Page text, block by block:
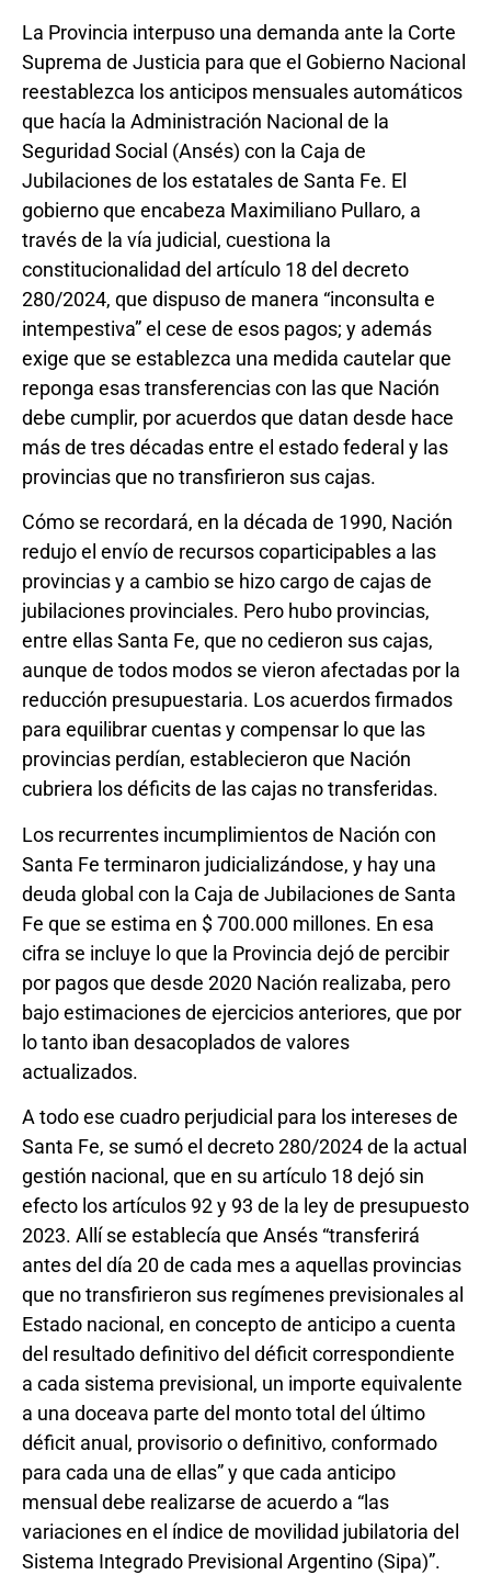
La Provincia interpuso una demanda ante la Corte
Suprema de Justicia para que el Gobierno Nacional
reestablezca los anticipos mensuales automáticos
que hacía la Administración Nacional de la
Seguridad Social (Ansés) con la Caja de
Jubilaciones de los estatales de Santa Fe. El
gobierno que encabeza Maximiliano Pullaro, a
través de la vía judicial, cuestiona la
constitucionalidad del artículo 18 del decreto
280/2024, que dispuso de manera “inconsulta e
intempestiva” el cese de esos pagos; y además
exige que se establezca una medida cautelar que
reponga esas transferencias con las que Nación
debe cumplir, por acuerdos que datan desde hace
más de tres décadas entre el estado federal y las
provincias que no transfirieron sus cajas.
Cómo se recordará, en la década de 1990, Nación
redujo el envío de recursos coparticipables a las
provincias y a cambio se hizo cargo de cajas de
jubilaciones provinciales. Pero hubo provincias,
entre ellas Santa Fe, que no cedieron sus cajas,
aunque de todos modos se vieron afectadas por la
reducción presupuestaria. Los acuerdos firmados
para equilibrar cuentas y compensar lo que las
provincias perdían, establecieron que Nación
cubriera los déficits de las cajas no transferidas.
Los recurrentes incumplimientos de Nación con
Santa Fe terminaron judicializándose, y hay una
deuda global con la Caja de Jubilaciones de Santa
Fe que se estima en $ 700.000 millones. En esa
cifra se incluye lo que la Provincia dejó de percibir
por pagos que desde 2020 Nación realizaba, pero
bajo estimaciones de ejercicios anteriores, que por
lo tanto iban desacoplados de valores
actualizados.
A todo ese cuadro perjudicial para los intereses de
Santa Fe, se sumó el decreto 280/2024 de la actual
gestión nacional, que en su artículo 18 dejó sin
efecto los artículos 92 y 93 de la ley de presupuesto
2023. Allí se establecía que Ansés “transferirá
antes del día 20 de cada mes a aquellas provincias
que no transfirieron sus regímenes previsionales al
Estado nacional, en concepto de anticipo a cuenta
del resultado definitivo del déficit correspondiente
a cada sistema previsional, un importe equivalente
a una doceava parte del monto total del último
déficit anual, provisorio o definitivo, conformado
para cada una de ellas” y que cada anticipo
mensual debe realizarse de acuerdo a “las
variaciones en el índice de movilidad jubilatoria del
Sistema Integrado Previsional Argentino (Sipa)”.